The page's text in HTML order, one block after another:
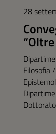
28
Filosofia